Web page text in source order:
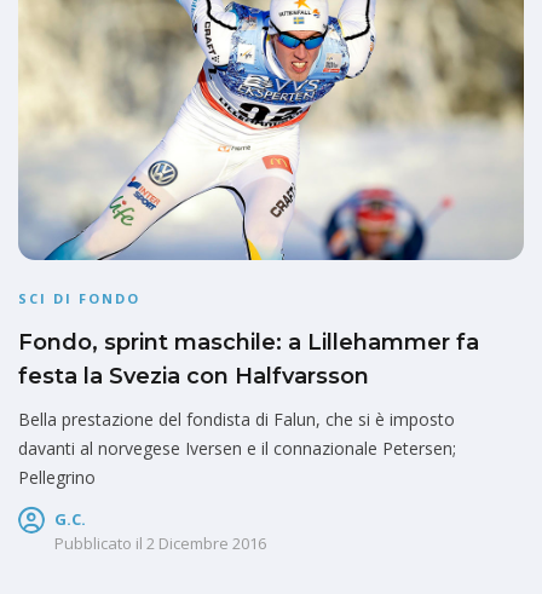
SCI DI FONDO
Fondo, sprint maschile: a Lillehammer fa
festa la Svezia con Halfvarsson
Bella prestazione del fondista di Falun, che si è imposto
davanti al norvegese Iversen e il connazionale Petersen;
Pellegrino
G.C.
Pubblicato il 2 Dicembre 2016